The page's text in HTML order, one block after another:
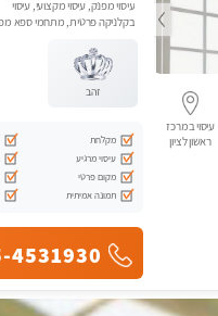
עיסוי במרכז
ראשון לציון
עיסוי מפנק, עיסוי מקצועי, עיסוי
בקלניקה פרטית, מתחמי ספא
זהב
מקלחת
עיסוי מרגיע
מקום פרטי
תמונה אמיתית
4531930